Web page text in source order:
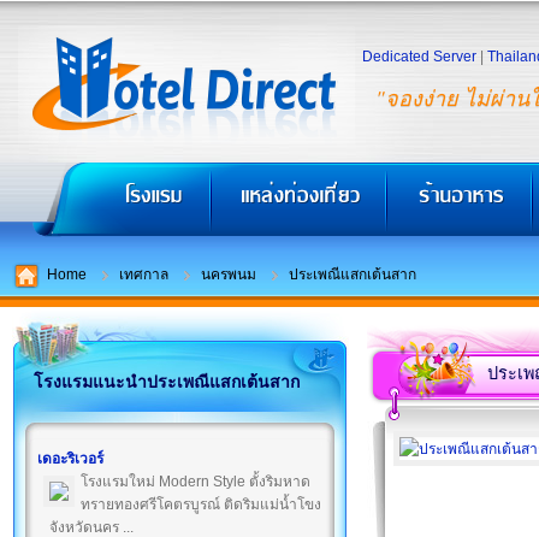
"จองง่าย ไม่ผ่าน
Dedicated Server
Home เทศกาล นครพนม ประเพณีแสกเต้นสาก
โรงแรมแนะนำประเพณีแสกเต้นสาก
เดอะริเวอร์
โรงแรมใหม่ Modern Style ตั้งริมหาด
ทรายทองศรีโคตรบูรณ์ ติดริมแม่น้ำโขง
จังหวัดนคร ...
ประเ